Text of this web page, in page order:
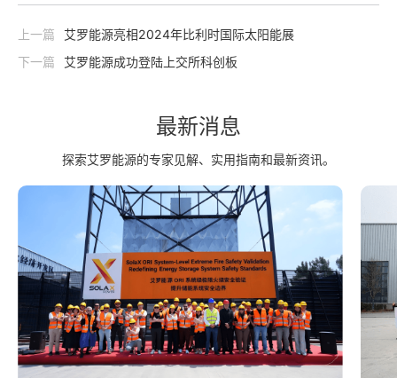
上一篇
艾罗能源亮相2024年比利时国际太阳能展
下一篇
艾罗能源成功登陆上交所科创板
最新消息
探索艾罗能源的专家见解、实用指南和最新资讯。